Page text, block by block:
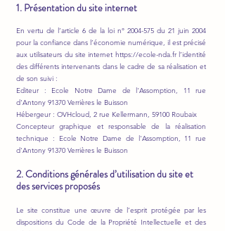
1. Présentation du site internet
En vertu de l’article 6 de la loi n° 2004-575 du 21 juin 2004
pour la confiance dans l’économie numérique, il est précisé
aux utilisateurs du site internet https://ecole-nda.frl’identité
des différents intervenants dans le cadre de sa réalisation et
de son suivi :
Editeur : Ecole Notre Dame de l'Assomption, 11 rue
d'Antony 91370 Verrières le Buisson
Hébergeur : OVHcloud, 2 rue Kellermann, 59100 Roubaix
Concepteur graphique et responsable de la réalisation
technique : Ecole Notre Dame de l'Assomption, 11 rue
d'Antony 91370 Verrières le Buisson
2. Conditions générales d’utilisation du site et
des services proposés
Le site constitue une œuvre de l’esprit protégée par les
dispositions du Code de la Propriété Intellectuelle et des